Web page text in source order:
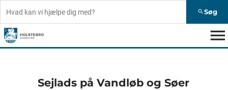
search Søg
menu
Sejlads på Vandløb og Søer